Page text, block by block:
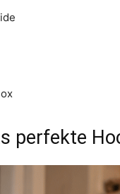
perfekte